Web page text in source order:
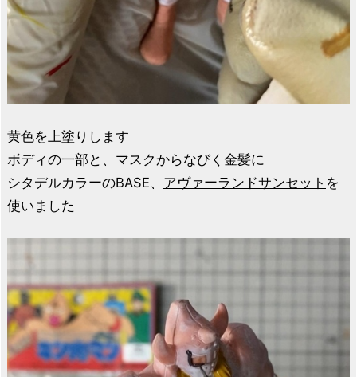
黄色を上塗りします
ボディの一部と、マスクからなびく金髪に
シタデルカラーのBASE、 アヴァーランドサンセット を
使いました